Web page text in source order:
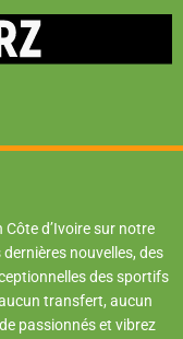
d’Ivoire sur notre
nouvelles, des
des sportifs
transfert, aucun
passionnés et vibrez